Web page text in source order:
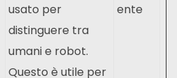
usato per
distinguere tra
umani e robot.
Questo è utile per
ente